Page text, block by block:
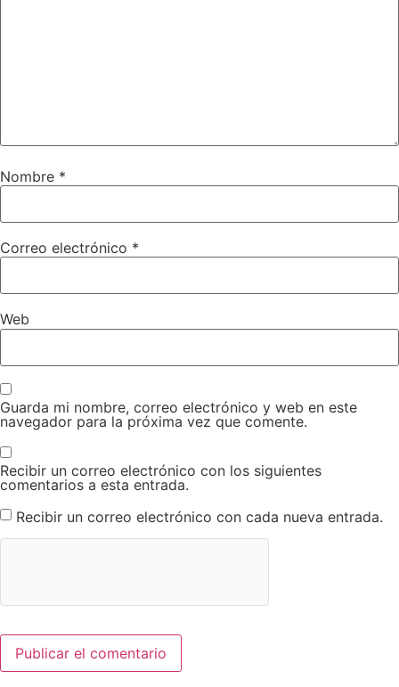
Nombre *
Correo electrónico *
Web
Guarda mi nombre, correo electrónico y web en este
navegador para la próxima vez que comente.
Recibir un correo electrónico con los siguientes
comentarios a esta entrada.
Recibir un correo electrónico con cada nueva entrada.